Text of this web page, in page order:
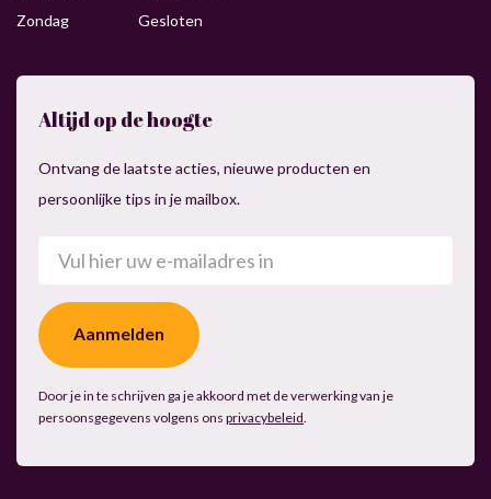
Zondag
Gesloten
Altijd op de hoogte
Ontvang de laatste acties, nieuwe producten en
persoonlijke tips in je mailbox.
(Vereist)
Door je in te schrijven ga je akkoord met de verwerking van je
persoonsgegevens volgens ons privacybeleid